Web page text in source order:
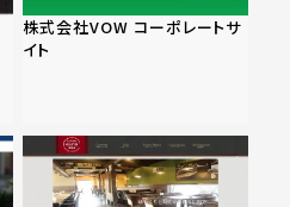
株式会社VOW コーポレートサ
イト